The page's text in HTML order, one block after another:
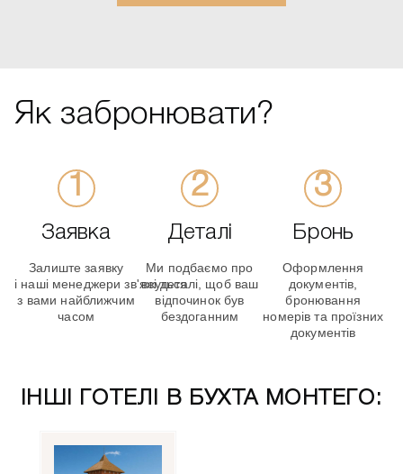
Як забронювати?
Заявка
Залиште заявку
і наші менеджери зв'яжуться
з вами найближчим
часом
Деталі
Ми подбаємо про
всі деталі, щоб ваш
відпочинок був
бездоганним
Бронь
Оформлення
документів,
бронювання
номерів та проїзних
документів
ІНШІ ГОТЕЛІ В БУХТА МОНТЕГО: